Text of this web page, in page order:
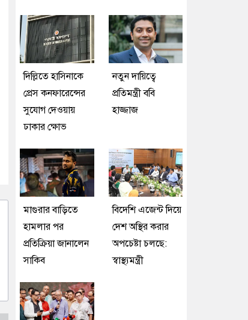
দিল্লিতে হাসিনাকে
প্রেস কনফারেন্সের
সুযোগ দেওয়ায়
ঢাকার ক্ষোভ
নতুন দায়িত্বে
প্রতিমন্ত্রী ববি
হাজ্জাজ
মাগুরার বাড়িতে
হামলার পর
প্রতিক্রিয়া জানালেন
সাকিব
বিদেশি এজেন্ট দিয়ে
দেশ অস্থির করার
অপচেষ্টা চলছে:
স্বাস্থ্যমন্ত্রী